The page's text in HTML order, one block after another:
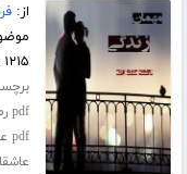
از:
۱۲۱۵ صفحه
pdf رمان
pdf عاشقانه